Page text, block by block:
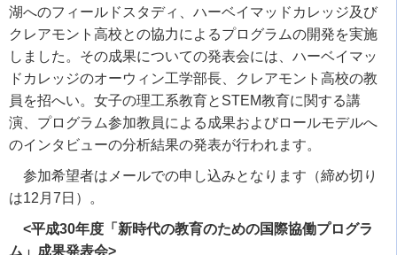
湖へのフィールドスタディ、ハーベイマッドカレッジ及び
クレアモント高校との協力によるプログラムの開発を実施
しました。その成果についての発表会には、ハーベイマッ
ドカレッジのオーウィン工学部長、クレアモント高校の教
員を招へい。女子の理工系教育とSTEM教育に関する講
演、プログラム参加教員による成果およびロールモデルへ
のインタビューの分析結果の発表が行われます。
参加希望者はメールでの申し込みとなります（締め切り
は12月7日）。
<平成30年度「新時代の教育のための国際協働プログラ
ム」成果発表会>